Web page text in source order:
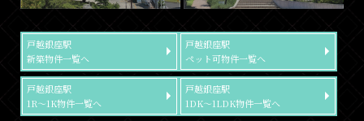
戸越銀座駅
新築物件一覧へ
戸越銀座駅
ペット可物件一覧へ
戸越銀座駅
1R～1K物件一覧へ
戸越銀座駅
1DK～1LDK物件一覧へ